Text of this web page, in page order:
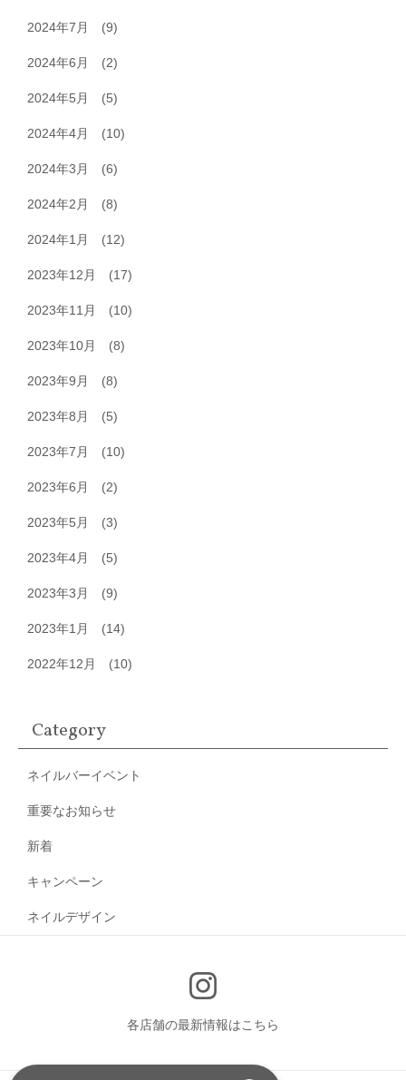
2024年7月 (9)
2024年6月 (2)
2024年5月 (5)
2024年4月 (10)
2024年3月 (6)
2024年2月 (8)
2024年1月 (12)
2023年12月 (17)
2023年11月 (10)
2023年10月 (8)
2023年9月 (8)
2023年8月 (5)
2023年7月 (10)
2023年6月 (2)
2023年5月 (3)
2023年4月 (5)
2023年3月 (9)
2023年1月 (14)
2022年12月 (10)
Category
ネイルバーイベント
重要なお知らせ
新着
キャンペーン
ネイルデザイン
各店舗の最新情報はこちら